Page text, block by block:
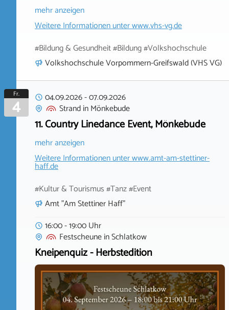
mehr anzeigen
Weitere Informationen unterwww.vhs-vg.de
#Bildung & Gesundheit #Bildung #Volkshochschule
Volkshochschule Vorpommern-Greifswald (VHS VG)
Fr.
4 04.09.2026-07.09.2026
StrandinMönkebude
11. Country Linedance Event, Mönkebude
mehr anzeigen
Weitere Informationen unterwww.amt-am-stettiner-
haff.de
#Kultur & Tourismus #Tanz #Event
Amt "Am Stettiner Haff"
16:00 - 19:00 Uhr
FestscheuneinSchlatkow
Kneipenquiz - Herbstedition